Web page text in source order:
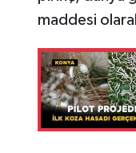
maddesi